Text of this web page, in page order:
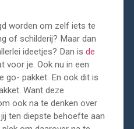
worden om zelf iets te
of schilderij? Maar dan
ideetjes? Dan is de
voor je. Ook nu in een
go- pakket. En ook dit is
Want deze
ook na te denken over
ten diepste behoefte aan